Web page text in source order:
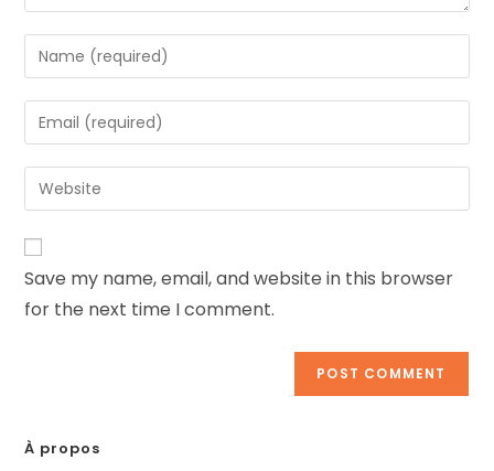
Save my name, email, and website in this browser
for the next time I comment.
À propos